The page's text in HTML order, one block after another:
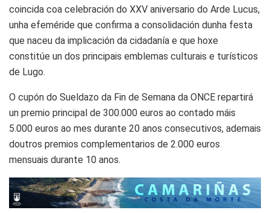
coincida coa celebración do XXV aniversario do Arde Lucus,
unha efeméride que confirma a consolidación dunha festa
que naceu da implicación da cidadanía e que hoxe
constitúe un dos principais emblemas culturais e turísticos
de Lugo.
O cupón do Sueldazo da Fin de Semana da ONCE repartirá
un premio principal de 300.000 euros ao contado máis
5.000 euros ao mes durante 20 anos consecutivos, ademais
doutros premios complementarios de 2.000 euros
mensuais durante 10 anos.